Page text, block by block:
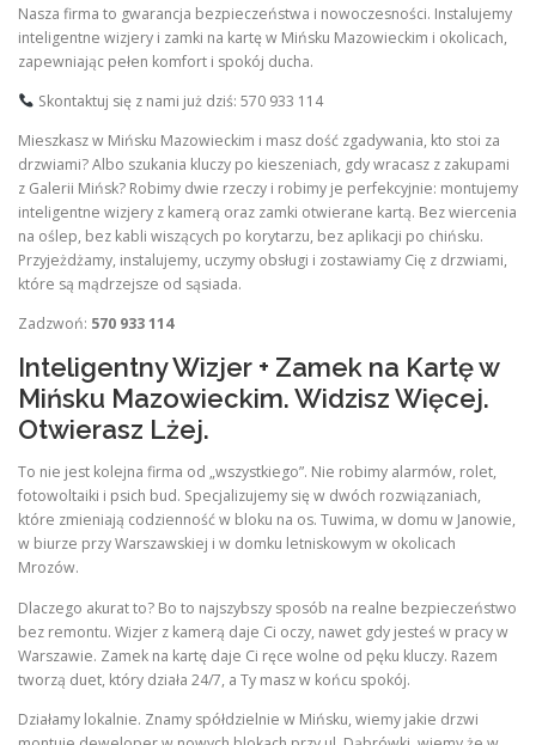
Nasza firma to gwarancja bezpieczeństwa i nowoczesności. Instalujemy
inteligentne wizjery i zamki na kartę w Mińsku Mazowieckim i okolicach,
zapewniając pełen komfort i spokój ducha.
Skontaktuj się z nami już dziś: 570 933 114
Mieszkasz w Mińsku Mazowieckim i masz dość zgadywania, kto stoi za
drzwiami? Albo szukania kluczy po kieszeniach, gdy wracasz z zakupami
z Galerii Mińsk? Robimy dwie rzeczy i robimy je perfekcyjnie: montujemy
inteligentne wizjery z kamerą oraz zamki otwierane kartą. Bez wiercenia
na oślep, bez kabli wiszących po korytarzu, bez aplikacji po chińsku.
Przyjeżdżamy, instalujemy, uczymy obsługi i zostawiamy Cię z drzwiami,
które są mądrzejsze od sąsiada.
Zadzwoń: 570 933 114
Inteligentny Wizjer + Zamek na Kartę w
Mińsku Mazowieckim. Widzisz Więcej.
Otwierasz Lżej.
To nie jest kolejna firma od „wszystkiego”. Nie robimy alarmów, rolet,
fotowoltaiki i psich bud. Specjalizujemy się w dwóch rozwiązaniach,
które zmieniają codzienność w bloku na os. Tuwima, w domu w Janowie,
w biurze przy Warszawskiej i w domku letniskowym w okolicach
Mrozów.
Dlaczego akurat to? Bo to najszybszy sposób na realne bezpieczeństwo
bez remontu. Wizjer z kamerą daje Ci oczy, nawet gdy jesteś w pracy w
Warszawie. Zamek na kartę daje Ci ręce wolne od pęku kluczy. Razem
tworzą duet, który działa 24/7, a Ty masz w końcu spokój.
Działamy lokalnie. Znamy spółdzielnie w Mińsku, wiemy jakie drzwi